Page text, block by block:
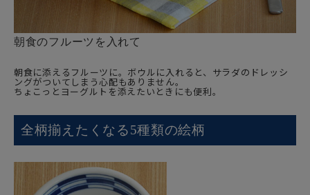
朝食のフルーツを入れて
朝食に添えるフルーツに。ボウルに入れると、サラダのドレッシ
ングがついてしまう心配もありません。
ちょこっとヨーグルトを添えたいときにも便利。
全柄揃えたくなる5種類の絵柄